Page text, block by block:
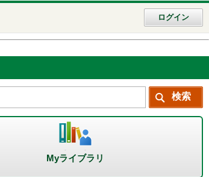
ログイン
Myライブラリ